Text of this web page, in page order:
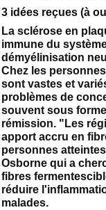
3 idées reçues (à
La sclérose en
immune du
démyélinisation
Chez les
sont vastes et
problèmes de
souvent sous
rémission. "Les
apport accru en
personnes
Osborne qui a
fibres
réduire
malades.